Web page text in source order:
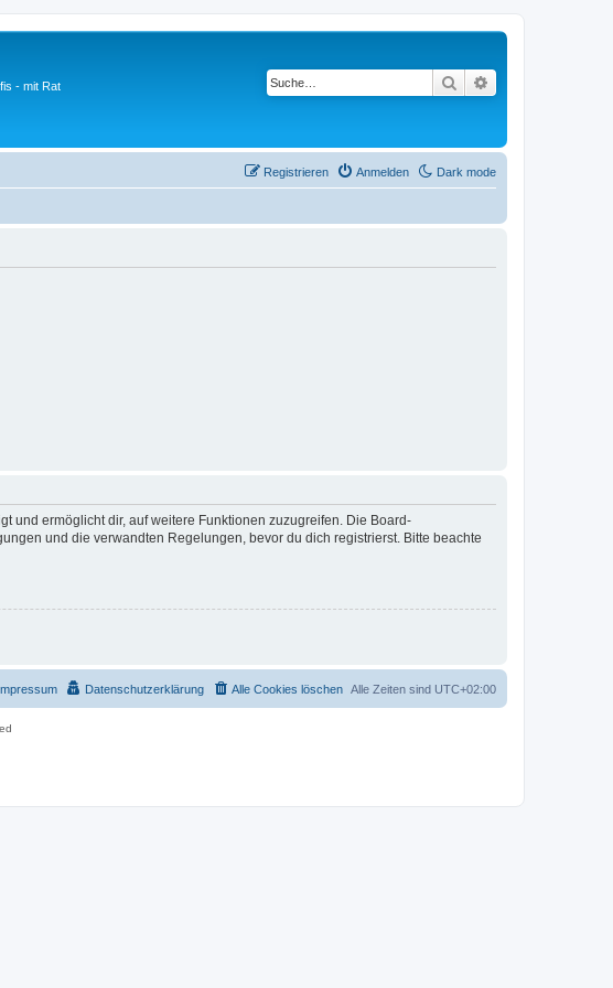
- mit Rat
Suche
Dark mode
Anmelden
Registrieren
und ermöglicht dir, auf weitere Funktionen zuzugreifen. Die Board-
und die verwandten Regelungen, bevor du dich registrierst. Bitte beachte
Alle Zeiten sind UTC+02:00
Alle Cookies löschen
Datenschutzerklärung